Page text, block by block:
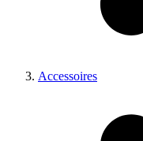
Accessoires